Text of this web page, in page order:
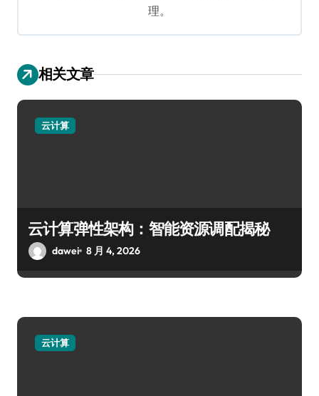
理。
相关文章
云计算
云计算弹性架构：智能资源调配揭秘
dawei 8 月 4, 2026
云计算